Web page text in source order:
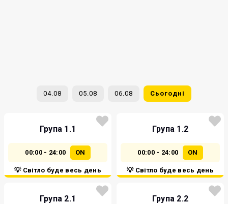
04.08 05.08 06.08 Сьогодні
Група 1.1
00:00 - 24:00 ON
💡 Світло буде весь день
Група 1.2
00:00 - 24:00 ON
💡 Світло буде весь день
Група 2.1 Група 2.2